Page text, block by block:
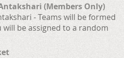
(Members Only)
- Teams will be formed
will be assigned to a random